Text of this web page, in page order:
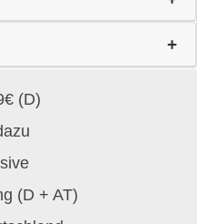
(D)
(D + AT)